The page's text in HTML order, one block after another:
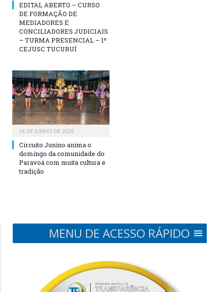
EDITAL ABERTO – CURSO
DE FORMAÇÃO DE
MEDIADORES E
CONCILIADORES JUDICIAIS
– TURMA PRESENCIAL – 1º
CEJUSC TUCURUÍ
16 DE JUNHO DE 2026
Circuito Junino anima o
domingo da comunidade do
Paravoá com muita cultura e
tradição
MENU DE ACESSO RÁPIDO